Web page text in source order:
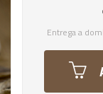
Entrega a